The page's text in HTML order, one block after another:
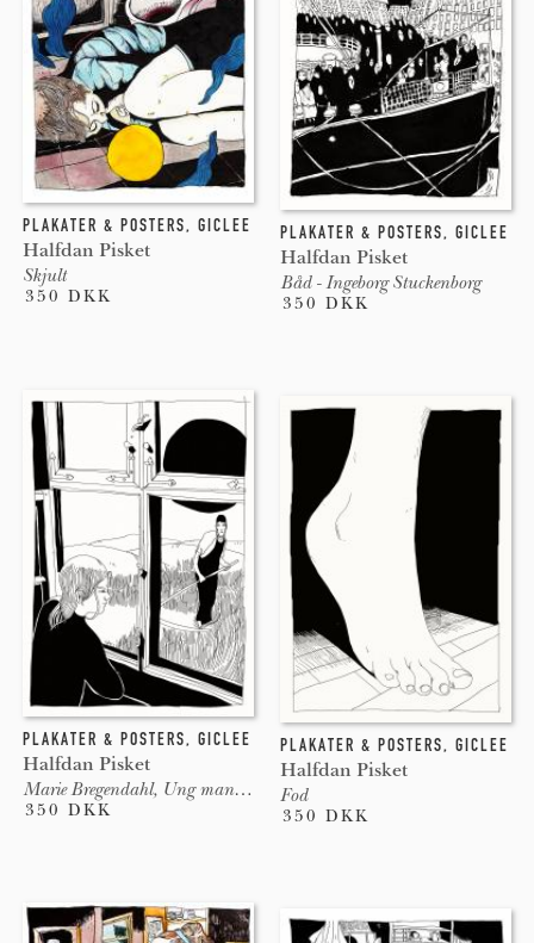
PLAKATER & POSTERS, GICLEE
Halfdan Pisket
Båd - Ingeborg Stuckenborg
350 DKK
PLAKATER & POSTERS, GICLEE
Halfdan Pisket
Skjult
350 DKK
PLAKATER & POSTERS, GICLEE
Halfdan Pisket
Marie Bregendahl, Ung mand i marken
350 DKK
PLAKATER & POSTERS, GICLEE
Halfdan Pisket
Fod
350 DKK